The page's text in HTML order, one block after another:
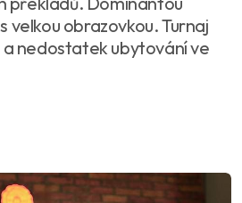
velkou obrazovkou. Turnaj
a nedostatek ubytování ve